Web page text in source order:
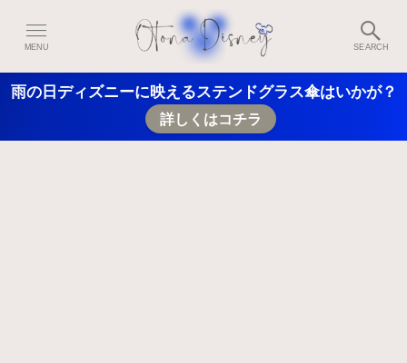
SEARCH
MENU
雨の日ディズニーに映えるステンドグラス傘はいかが？
詳しくはコチラ